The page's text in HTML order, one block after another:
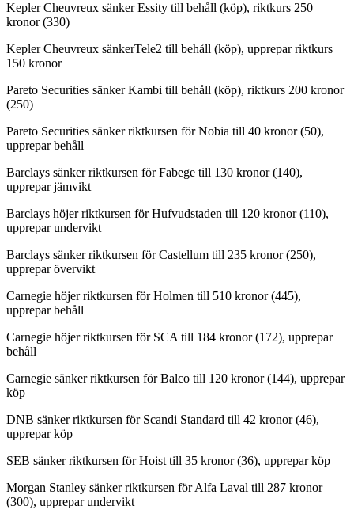
Kepler Cheuvreux sänker Essity till behåll (köp), riktkurs 250
kronor (330)
Kepler Cheuvreux sänkerTele2 till behåll (köp), upprepar riktkurs
150 kronor
Pareto Securities sänker Kambi till behåll (köp), riktkurs 200 kronor
(250)
Pareto Securities sänker riktkursen för Nobia till 40 kronor (50),
upprepar behåll
Barclays sänker riktkursen för Fabege till 130 kronor (140),
upprepar jämvikt
Barclays höjer riktkursen för Hufvudstaden till 120 kronor (110),
upprepar undervikt
Barclays sänker riktkursen för Castellum till 235 kronor (250),
upprepar övervikt
Carnegie höjer riktkursen för Holmen till 510 kronor (445),
upprepar behåll
Carnegie höjer riktkursen för SCA till 184 kronor (172), upprepar
behåll
Carnegie sänker riktkursen för Balco till 120 kronor (144), upprepar
köp
DNB sänker riktkursen för Scandi Standard till 42 kronor (46),
upprepar köp
SEB sänker riktkursen för Hoist till 35 kronor (36), upprepar köp
Morgan Stanley sänker riktkursen för Alfa Laval till 287 kronor
(300), upprepar undervikt